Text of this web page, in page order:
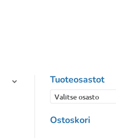
Tuoteosastot
Valitse osasto
Ostoskori